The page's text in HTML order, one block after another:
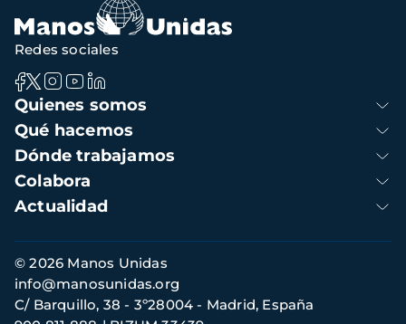
Navegación
principal
Quienes somos
Qué hacemos
Dónde trabajamos
Colabora
Actualidad
Redes sociales
Información
de
contacto
© 2026 Manos Unidas
C/ Barquillo, 38 - 3º28004 - Madrid, España
info@manosunidas.org